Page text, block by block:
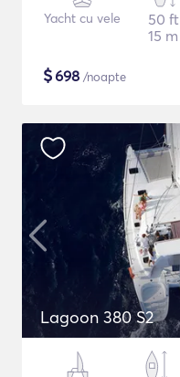
Yacht cu vele
50 ft
15 m
$698 /noapte
Lagoon 380 S2